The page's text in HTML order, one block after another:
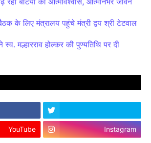
के लिए मंत्रालय पहुंचे मंत्री द्वय श्री टेटवाल
मल्हारराव होल्कर की पुण्यतिथि पर दी
YouTube Instagram